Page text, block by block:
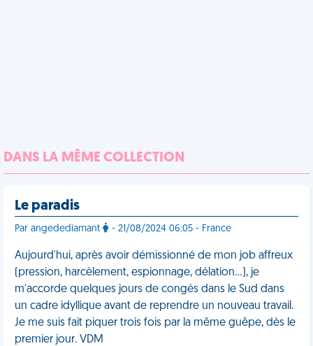
DANS LA MÊME COLLECTION
Le paradis
Par angedediamant - 21/08/2024 06:05 - France
Aujourd'hui, après avoir démissionné de mon job affreux
(pression, harcèlement, espionnage, délation…), je
m'accorde quelques jours de congés dans le Sud dans
un cadre idyllique avant de reprendre un nouveau travail.
Je me suis fait piquer trois fois par la même guêpe, dès le
premier jour. VDM